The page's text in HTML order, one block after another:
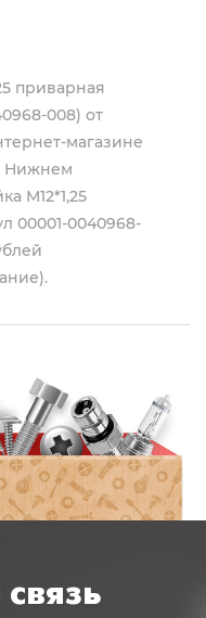
приварная
008) от
магазине
Нижнем
М12*1,25
00001-0040968-